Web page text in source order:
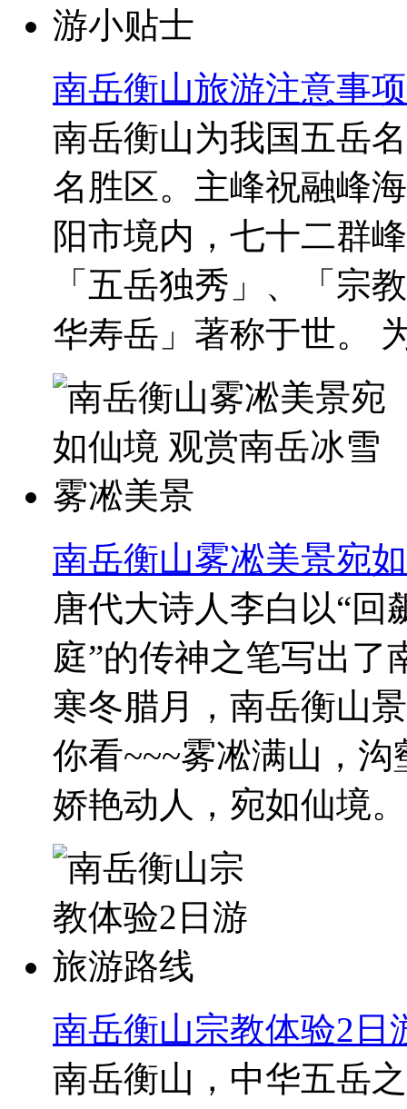
南岳衡山旅游注意事
南岳衡山为我国五岳
名胜区。主峰祝融峰
阳市境内，七十二群
「五岳独秀」、「宗
华寿岳」著称于世。
南岳衡山雾凇美景宛
唐代大诗人李白以“回
庭”的传神之笔写出了
寒冬腊月，南岳衡山
你看~~~雾凇满山，
娇艳动人，宛如仙境
南岳衡山宗教体验2日
南岳衡山，中华五岳